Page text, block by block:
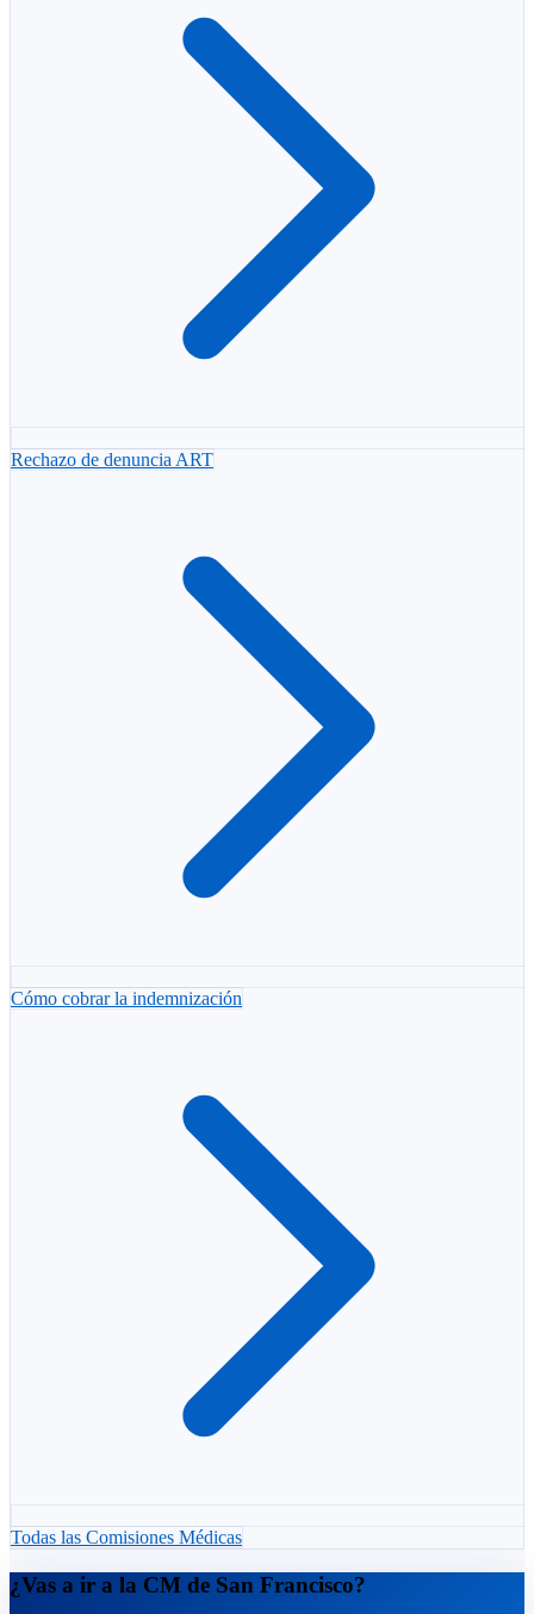
Rechazo de denuncia ART
Cómo cobrar la indemnización
Todas las Comisiones Médicas
¿Vas a ir a la CM de San Francisco?